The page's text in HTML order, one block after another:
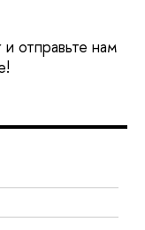
отправьте нам